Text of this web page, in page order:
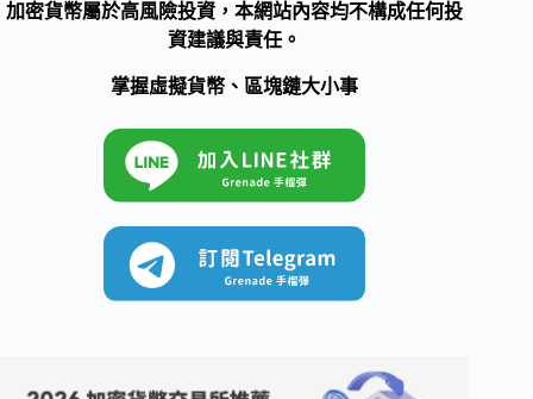
加密貨幣屬於高風險投資，本網站內容均不構成任何投
資建議與責任。
掌握虛擬貨幣、區塊鏈大小事